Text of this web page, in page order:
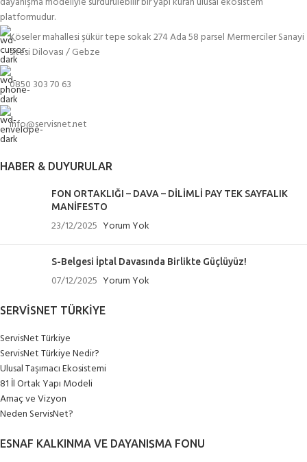
platformudur.
Köseler mahallesi şükür tepe sokak 274 Ada 58 parsel Mermerciler Sanayi
sitesi Dilovası / Gebze
0850 303 70 63
info@servisnet.net
HABER & DUYURULAR
FON ORTAKLIĞI – DAVA – DİLİMLİ PAY TEK SAYFALIK
MANİFESTO
23/12/2025 Yorum Yok
S-Belgesi İptal Davasında Birlikte Güçlüyüz!
07/12/2025 Yorum Yok
SERVISNET TÜRKIYE
ServisNet Türkiye
ServisNet Türkiye Nedir?
Ulusal Taşımacı Ekosistemi
81 İl Ortak Yapı Modeli
Amaç ve Vizyon
Neden ServisNet?
ESNAF KALKINMA VE DAYANIŞMA FONU